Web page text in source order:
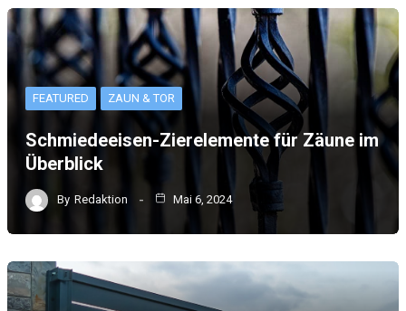
FEATURED ZAUN & TOR
Schmiedeeisen-Zierelemente für Zäune im
Überblick
By Redaktion Mai 6, 2024